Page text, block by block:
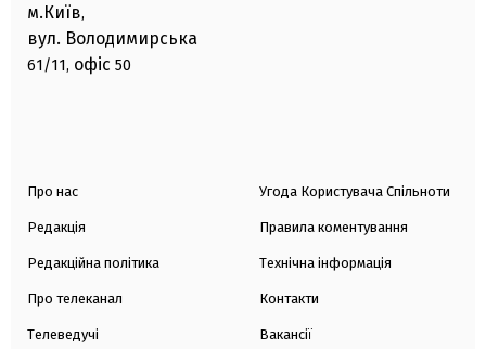
м.Київ,
вул. Володимирська
61/11, офіс 50
Про нас
Редакція
Редакційна політика
Про телеканал
Телеведучі
Угода Користувача Спільноти
Правила коментування
Технічна інформація
Контакти
Вакансії